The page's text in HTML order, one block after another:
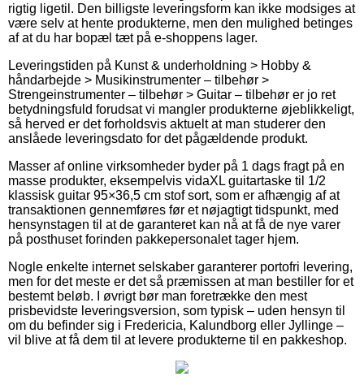
rigtig ligetil. Den billigste leveringsform kan ikke modsiges at
være selv at hente produkterne, men den mulighed betinges
af at du har bopæl tæt på e-shoppens lager.
Leveringstiden på Kunst & underholdning > Hobby &
håndarbejde > Musikinstrumenter – tilbehør >
Strengeinstrumenter – tilbehør > Guitar – tilbehør er jo ret
betydningsfuld forudsat vi mangler produkterne øjeblikkeligt,
så herved er det forholdsvis aktuelt at man studerer den
anslåede leveringsdato for det pågældende produkt.
Masser af online virksomheder byder på 1 dags fragt på en
masse produkter, eksempelvis vidaXL guitartaske til 1/2
klassisk guitar 95×36,5 cm stof sort, som er afhængig af at
transaktionen gennemføres før et nøjagtigt tidspunkt, med
hensynstagen til at de garanteret kan nå at få de nye varer
på posthuset forinden pakkepersonalet tager hjem.
Nogle enkelte internet selskaber garanterer portofri levering,
men for det meste er det så præmissen at man bestiller for et
bestemt beløb. I øvrigt bør man foretrække den mest
prisbevidste leveringsversion, som typisk – uden hensyn til
om du befinder sig i Fredericia, Kalundborg eller Jyllinge –
vil blive at få dem til at levere produkterne til en pakkeshop.